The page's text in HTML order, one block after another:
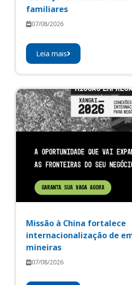
familiares
07/08/2026
Leia mais
Missão à China fortalece
internacionalização de
mineiras
07/08/2026